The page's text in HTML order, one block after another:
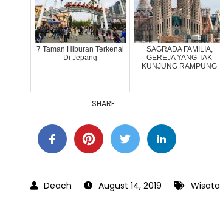
7 Taman Hiburan Terkenal
Di Jepang
SAGRADA FAMILIA,
GEREJA YANG TAK
KUNJUNG RAMPUNG
SHARE
August 14, 2019 Wisata